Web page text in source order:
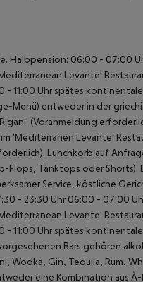
Halbpension: 06:00 - 07:00
Levante'
- 11:00 Uhr spätes
Menü) entweder in der
(Voranmeldung
im 'Mediterranen Levante'
Lunchkorb auf
Flops, Tanktops oder Shorts).
Service, köstliche
- 23:30 Uhr 06:00 - 07:00
Levante'
- 11:00 Uhr spätes
Bars gehören
Wodka, Gin, Tequila, Rum,
eine Kombination aus